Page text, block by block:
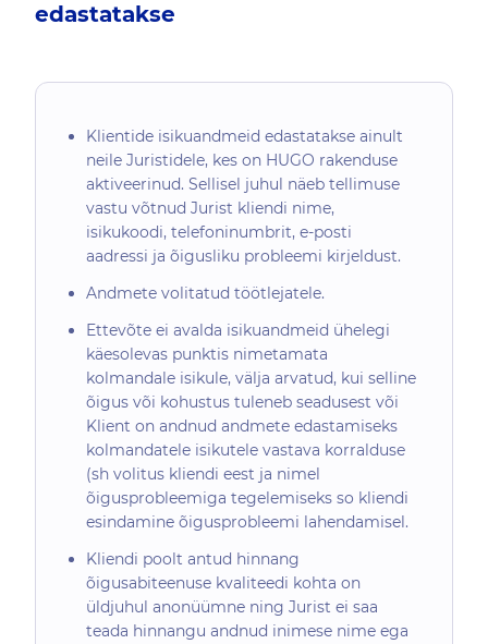
edastatakse
Klientide isikuandmeid edastatakse ainult
neile Juristidele, kes on HUGO rakenduse
aktiveerinud. Sellisel juhul näeb tellimuse
vastu võtnud Jurist kliendi nime,
isikukoodi, telefoninumbrit, e-posti
aadressi ja õigusliku probleemi kirjeldust.
Andmete volitatud töötlejatele.
Ettevõte ei avalda isikuandmeid ühelegi
käesolevas punktis nimetamata
kolmandale isikule, välja arvatud, kui selline
õigus või kohustus tuleneb seadusest või
Klient on andnud andmete edastamiseks
kolmandatele isikutele vastava korralduse
(sh volitus kliendi eest ja nimel
õigusprobleemiga tegelemiseks so kliendi
esindamine õigusprobleemi lahendamisel.
Kliendi poolt antud hinnang
õigusabiteenuse kvaliteedi kohta on
üldjuhul anonüümne ning Jurist ei saa
teada hinnangu andnud inimese nime ega